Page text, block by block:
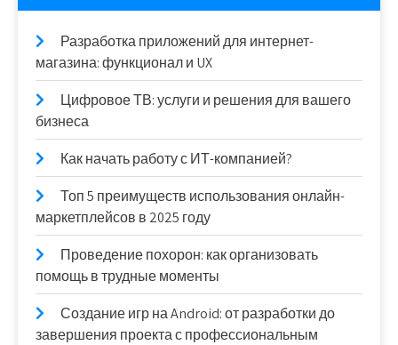
Разработка приложений для интернет-
магазина: функционал и UX
Цифровое ТВ: услуги и решения для вашего
бизнеса
Как начать работу с ИТ-компанией?
Топ 5 преимуществ использования онлайн-
маркетплейсов в 2025 году
Проведение похорон: как организовать
помощь в трудные моменты
Создание игр на Android: от разработки до
завершения проекта с профессиональным